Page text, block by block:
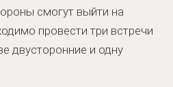
смогут выйти на
провести три встречи
двусторонние и одну